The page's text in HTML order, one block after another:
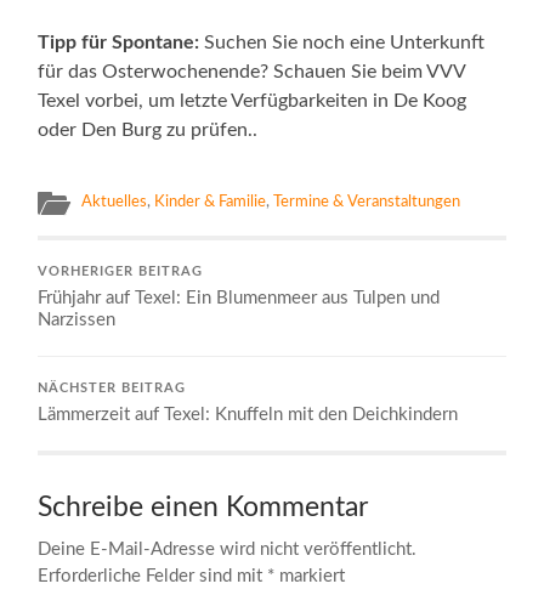
Tipp für Spontane: Suchen Sie noch eine Unterkunft
für das Osterwochenende? Schauen Sie beim VVV
Texel vorbei, um letzte Verfügbarkeiten in De Koog
oder Den Burg zu prüfen..
Aktuelles, Kinder & Familie, Termine & Veranstaltungen
VORHERIGER BEITRAG
Frühjahr auf Texel: Ein Blumenmeer aus Tulpen und
Narzissen
NÄCHSTER BEITRAG
Lämmerzeit auf Texel: Knuffeln mit den Deichkindern
Schreibe einen Kommentar
Deine E-Mail-Adresse wird nicht veröffentlicht.
Erforderliche Felder sind mit * markiert